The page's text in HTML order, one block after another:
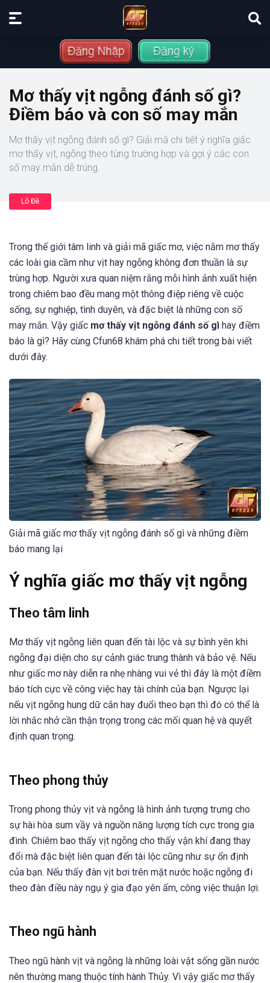
Mơ thấy vịt ngỗng đánh số gì?
Điềm báo và con số may mắn
Mơ thấy vịt ngỗng đánh số gì? Giải mã chi tiết ý nghĩa giấc
mơ thấy vịt, ngỗng theo từng trường hợp và gợi ý các con
số may mắn dễ trúng.
Lô Đề
Trong thế giới tâm linh và giải mã giấc mơ, việc nằm mơ thấy
các loài gia cầm như vịt hay ngỗng không đơn thuần là sự
trùng hợp. Người xưa quan niệm rằng mỗi hình ảnh xuất hiện
trong chiêm bao đều mang một thông điệp riêng về cuộc
sống, sự nghiệp, tình duyên, và đặc biệt là những con số
may mắn. Vậy giấc mơ thấy vịt ngỗng đánh số gì hay điềm
báo là gì? Hãy cùng Cfun68 khám phá chi tiết trong bài viết
dưới đây.
Giải mã giấc mơ thấy vịt ngỗng đánh số gì và những điềm
báo mang lại
Ý nghĩa giấc mơ thấy vịt ngỗng
Theo tâm linh
Mơ thấy vịt ngỗng liên quan đến tài lộc và sự bình yên khi
ngỗng đại diện cho sự cảnh giác trung thành và bảo vệ. Nếu
như giấc mơ này diễn ra nhẹ nhàng vui vẻ thì đây là một điềm
báo tích cực về công việc hay tài chính của bạn. Ngược lại
nếu vịt ngỗng hung dữ cắn hay đuổi theo bạn thì đó có thể là
lời nhắc nhở cần thận trọng trong các mối quan hệ và quyết
định quan trọng.
Theo phong thủy
Trong phong thủy vịt và ngỗng là hình ảnh tượng trưng cho
sự hài hòa sum vầy và nguồn năng lượng tích cực trong gia
đình. Chiêm bao thấy vịt ngỗng cho thấy vận khí đang thay
đổi mà đặc biệt liên quan đến tài lộc cũng như sự ổn định
của bạn. Nếu thấy đàn vịt bơi trên mặt nước hoặc ngỗng đi
theo đàn điều này ngụ ý gia đạo yên ấm, công việc thuận lợi.
Theo ngũ hành
Theo ngũ hành vịt và ngỗng là những loài vật sống gần nước
nên thường mang thuộc tính hành Thủy. Vì vậy giấc mơ thấy